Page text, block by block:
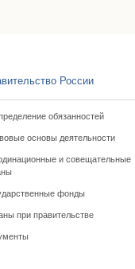
России
обязанностей
основы деятельности
и совещательные
фонды
при правительстве